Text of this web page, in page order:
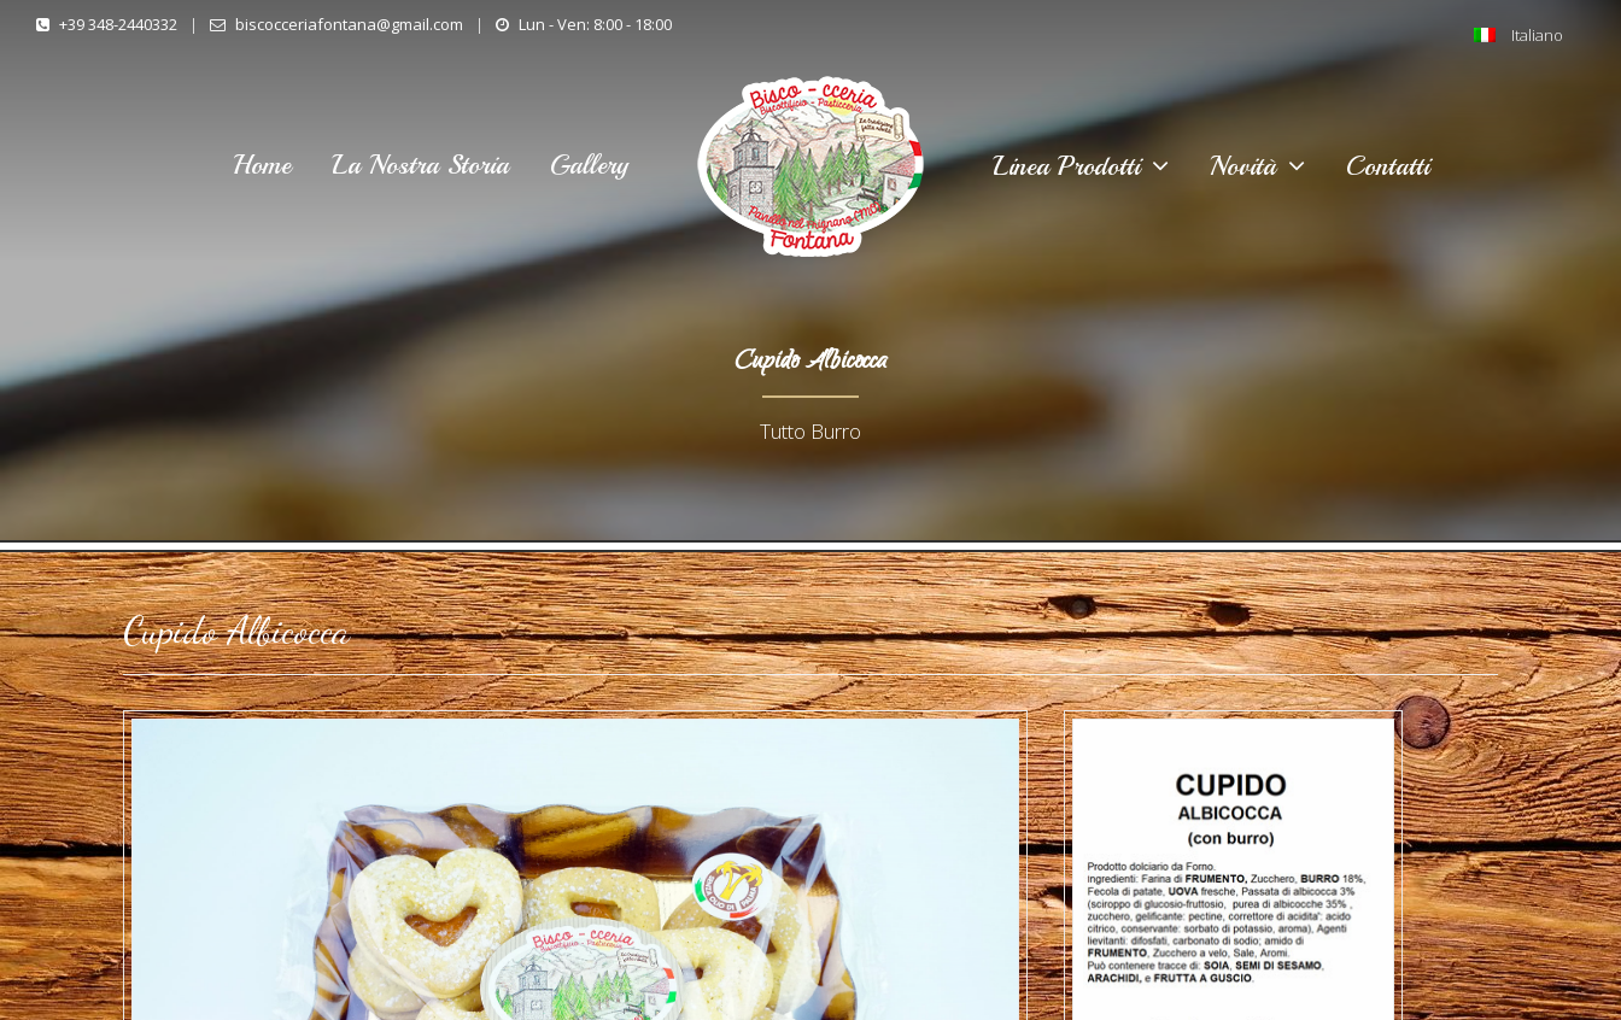
+39 348-2440332 | biscocceriafontana@gmail.com | Lun - Ven: 8:00 - 18:00
Italiano
Home La Nostra Storia Gallery Linea Prodotti Novità Contatti
Cupido Albicocca
Tutto Burro
Cupido Albicocca